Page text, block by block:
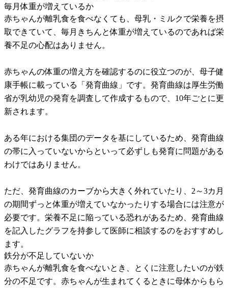
毎月体重が増えているか
赤ちゃんが離乳食を食べなくても、母乳・ミルクで栄養を摂
取できていて、毎月きちんと体重が増えているのであれば栄
養不足の心配はありません。
赤ちゃんの体重の増え方を確認するのに役立つのが、母子健
康手帳に載っている「発育曲線」です。発育曲線は厚生労働
省が乳幼児の発育を調査して作成するもので、10年ごとに更
新されます。
ある年における集団のデータを基にしているため、発育曲線
の帯に入っていないからといって必ずしも発育に問題がある
わけではありません。
ただ、発育曲線のカーブから大きく外れていたり、2～3カ月
の期間ずっと体重が増えていなかったりする場合には注意が
必要です。栄養不足に陥っている恐れがあるため、発育曲線
を記入したグラフを持参して医師に相談するのをおすすめし
ます。
鉄分が不足していないか
赤ちゃんが離乳食を食べないとき、とくに注意したいのが鉄
分の不足です。赤ちゃんが生まれてくるときに母体からもら